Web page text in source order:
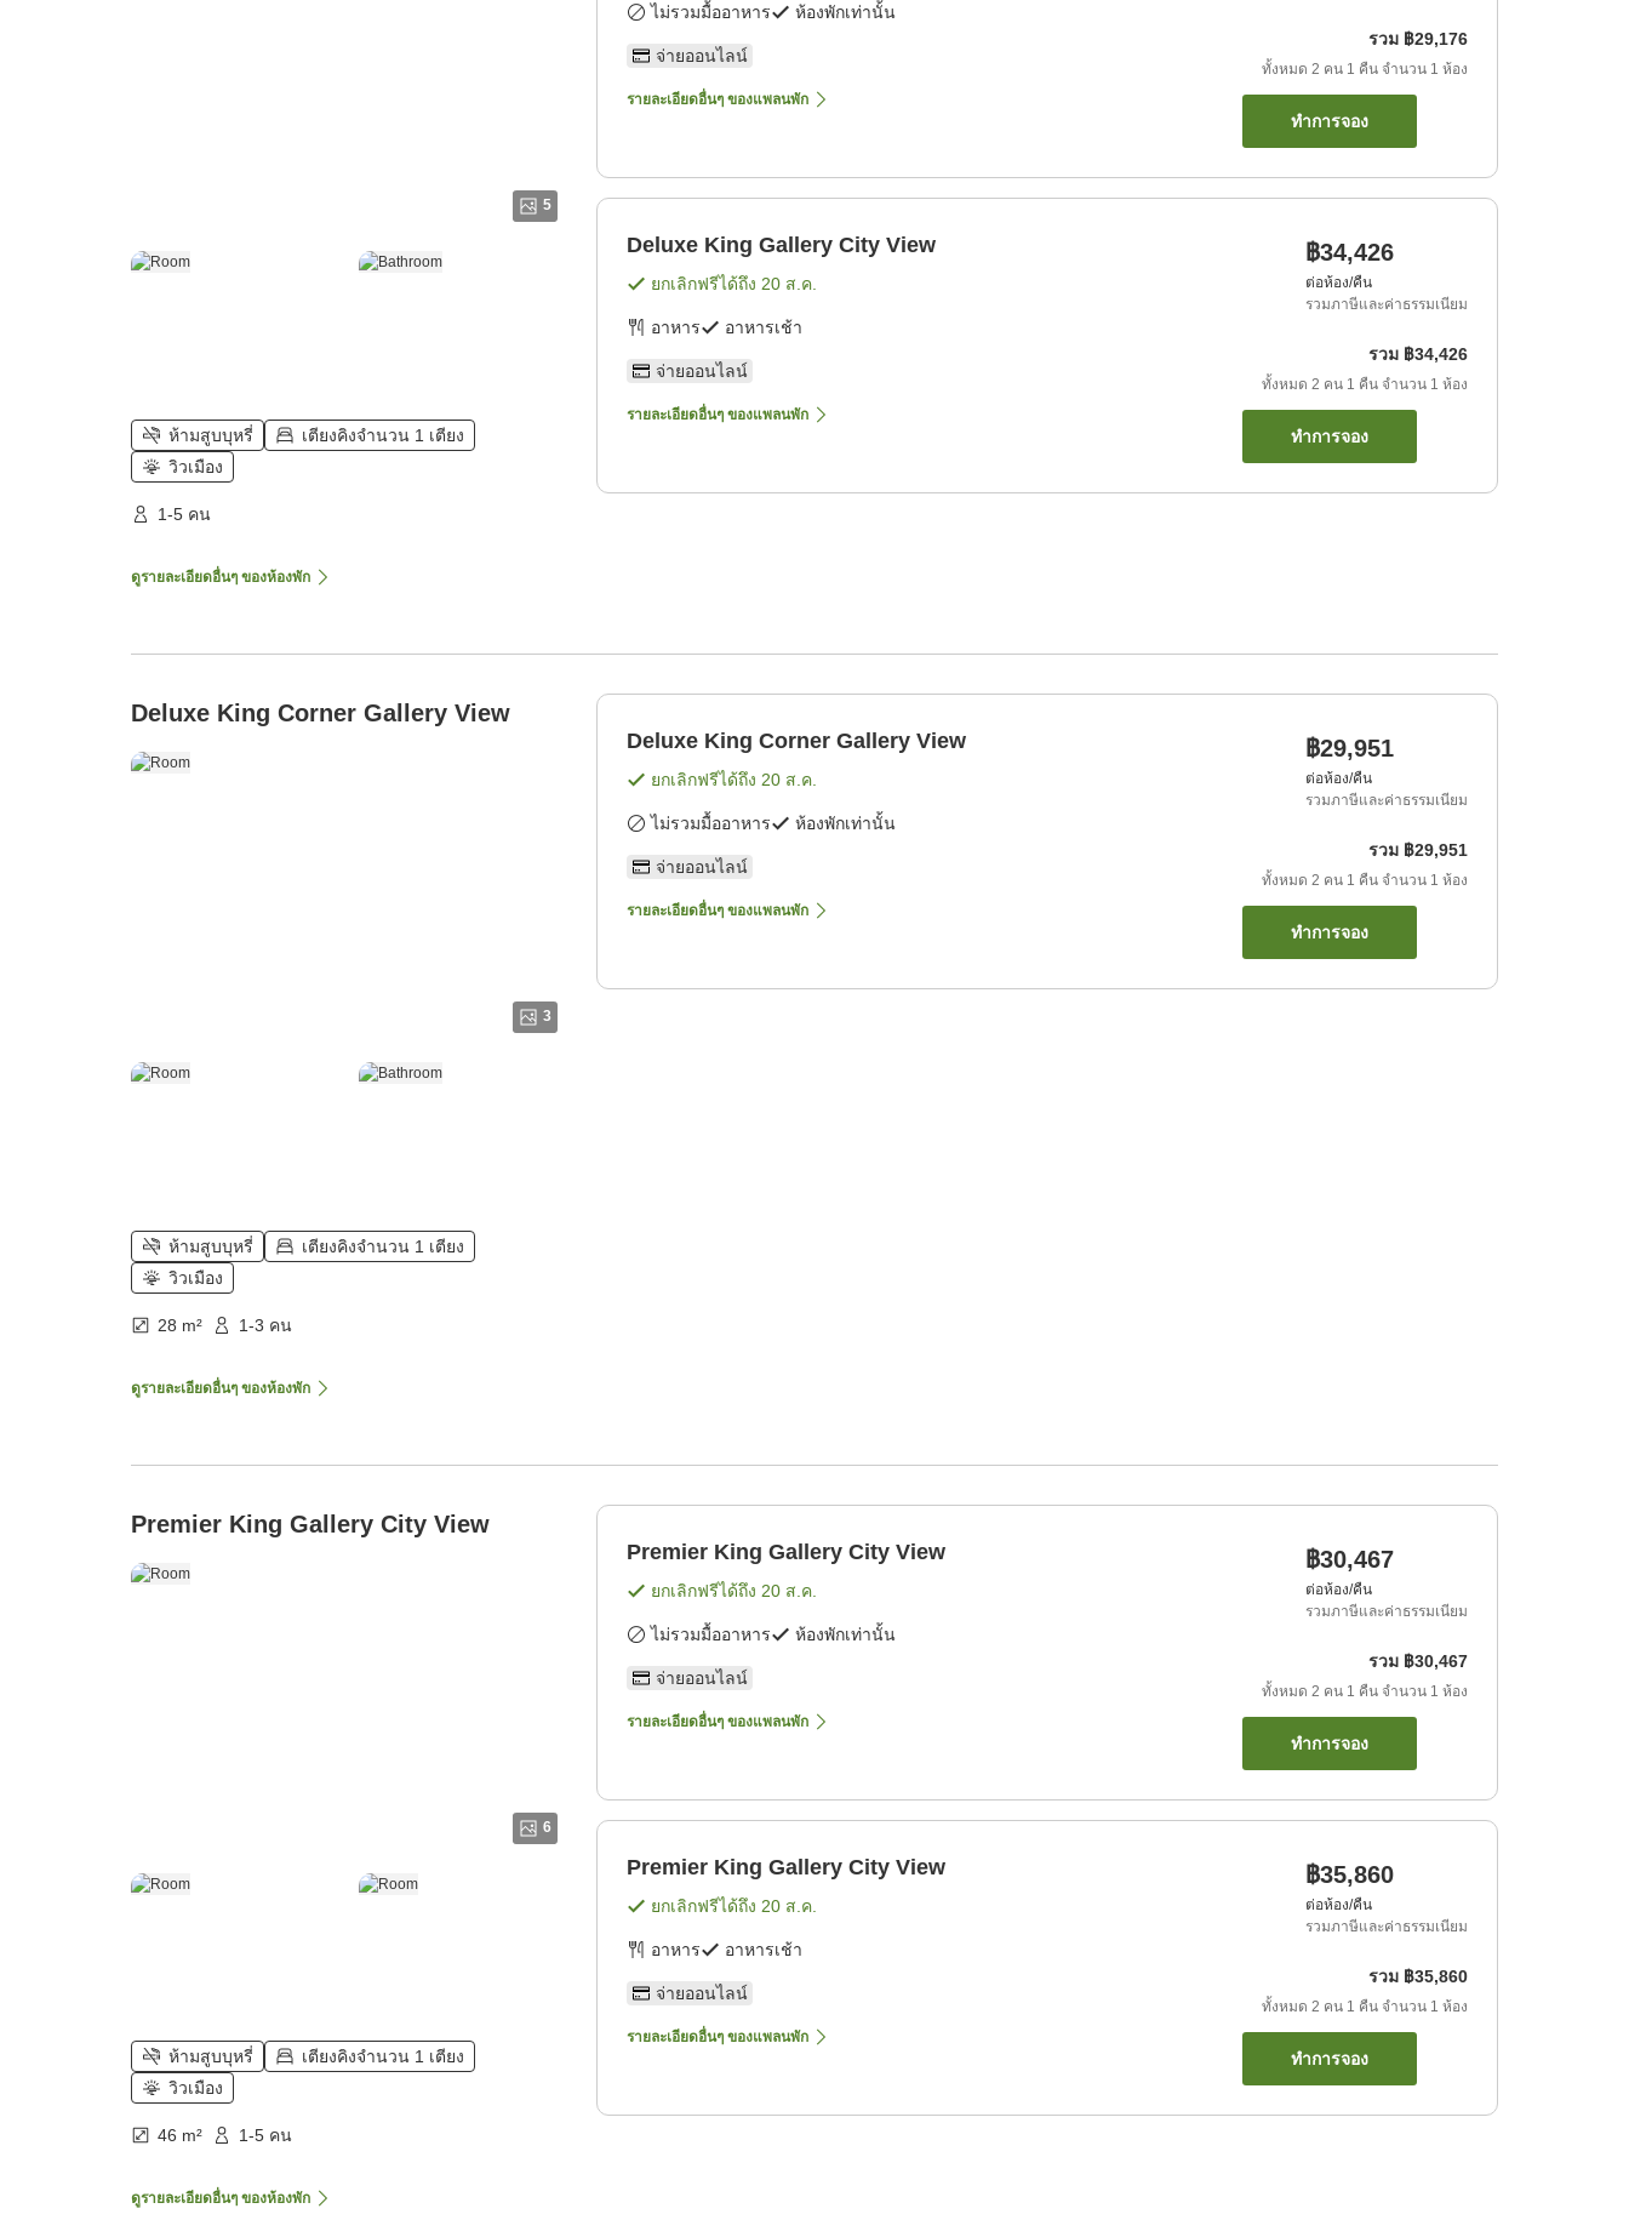
5
ห้ามสูบบุหรี่
เตียงคิงจำนวน 1 เตียง
วิวเมือง
1-5 คน
ดูรายละเอียดอื่นๆ ของห้องพัก
ไม่รวมมื้ออาหาร ห้องพักเท่านั้น
จ่ายออนไลน์
รายละเอียดอื่นๆ ของแพลนพัก
รวม ฿29,176
ทั้งหมด 2 คน 1 คืน จำนวน 1 ห้อง
ทำการจอง
Deluxe King Gallery City View
ยกเลิกฟรีได้ถึง 20 ส.ค.
อาหาร อาหารเช้า
จ่ายออนไลน์
รายละเอียดอื่นๆ ของแพลนพัก
฿34,426
ต่อห้อง/คืน
รวมภาษีและค่าธรรมเนียม
รวม ฿34,426
ทั้งหมด 2 คน 1 คืน จำนวน 1 ห้อง
ทำการจอง
Deluxe King Corner Gallery View
3
ห้ามสูบบุหรี่
เตียงคิงจำนวน 1 เตียง
วิวเมือง
28 m² 1-3 คน
ดูรายละเอียดอื่นๆ ของห้องพัก
Deluxe King Corner Gallery View
ยกเลิกฟรีได้ถึง 20 ส.ค.
ไม่รวมมื้ออาหาร ห้องพักเท่านั้น
จ่ายออนไลน์
รายละเอียดอื่นๆ ของแพลนพัก
฿29,951
ต่อห้อง/คืน
รวมภาษีและค่าธรรมเนียม
รวม ฿29,951
ทั้งหมด 2 คน 1 คืน จำนวน 1 ห้อง
ทำการจอง
Premier King Gallery City View
6
ห้ามสูบบุหรี่
เตียงคิงจำนวน 1 เตียง
วิวเมือง
46 m² 1-5 คน
ดูรายละเอียดอื่นๆ ของห้องพัก
Premier King Gallery City View
ยกเลิกฟรีได้ถึง 20 ส.ค.
ไม่รวมมื้ออาหาร ห้องพักเท่านั้น
จ่ายออนไลน์
รายละเอียดอื่นๆ ของแพลนพัก
฿30,467
ต่อห้อง/คืน
รวมภาษีและค่าธรรมเนียม
รวม ฿30,467
ทั้งหมด 2 คน 1 คืน จำนวน 1 ห้อง
ทำการจอง
Premier King Gallery City View
ยกเลิกฟรีได้ถึง 20 ส.ค.
อาหาร อาหารเช้า
จ่ายออนไลน์
รายละเอียดอื่นๆ ของแพลนพัก
฿35,860
ต่อห้อง/คืน
รวมภาษีและค่าธรรมเนียม
รวม ฿35,860
ทั้งหมด 2 คน 1 คืน จำนวน 1 ห้อง
ทำการจอง